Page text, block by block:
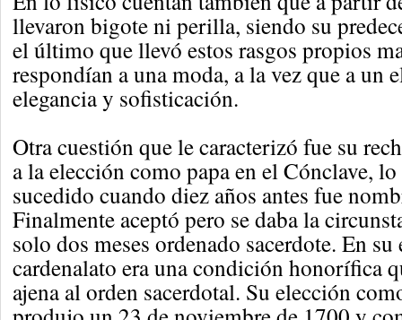
llevaron bigote ni perilla, siendo su
el último que llevó estos rasgos propios
respondían a una moda, a la vez que a un
elegancia y sofisticación.
Otra cuestión que le caracterizó fue su
a la elección como papa en el Cónclave,
sucedido cuando diez años antes fue
Finalmente aceptó pero se daba la
solo dos meses ordenado sacerdote. En su
cardenalato era una condición honorífica
ajena al orden sacerdotal. Su elección